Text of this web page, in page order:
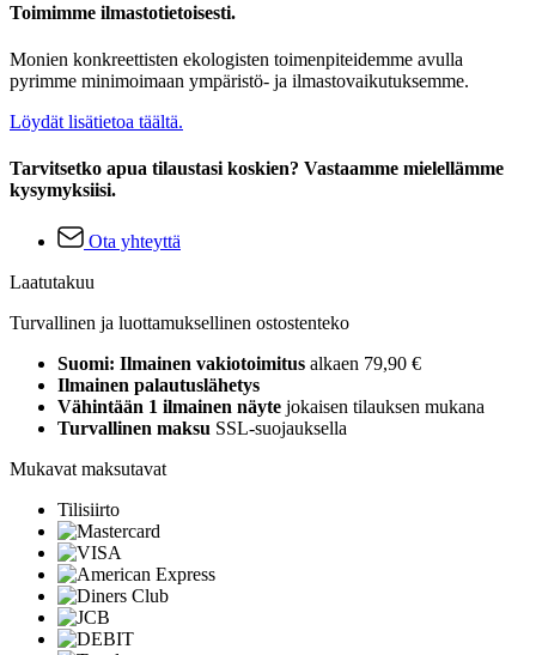
Toimimme ilmastotietoisesti.
Monien konkreettisten ekologisten toimenpiteidemme avulla
pyrimme minimoimaan ympäristö- ja ilmastovaikutuksemme.
Löydät lisätietoa täältä.
Tarvitsetko apua tilaustasi koskien? Vastaamme mielellämme
kysymyksiisi.
Ota yhteyttä
Laatutakuu
Turvallinen ja luottamuksellinen ostostenteko
Suomi: Ilmainen vakiotoimitus alkaen 79,90 €
Ilmainen palautuslähetys
Vähintään 1 ilmainen näyte jokaisen tilauksen mukana
Turvallinen maksu SSL-suojauksella
Mukavat maksutavat
Tilisiirto